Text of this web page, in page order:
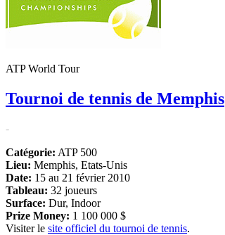
ATP World Tour
Tournoi de tennis de Memphis
-
Catégorie: ATP 500
Lieu: Memphis, Etats-Unis
Date: 15 au 21 février 2010
Tableau: 32 joueurs
Surface: Dur, Indoor
Prize Money: 1 100 000 $
Visiter le site officiel du tournoi de tennis.